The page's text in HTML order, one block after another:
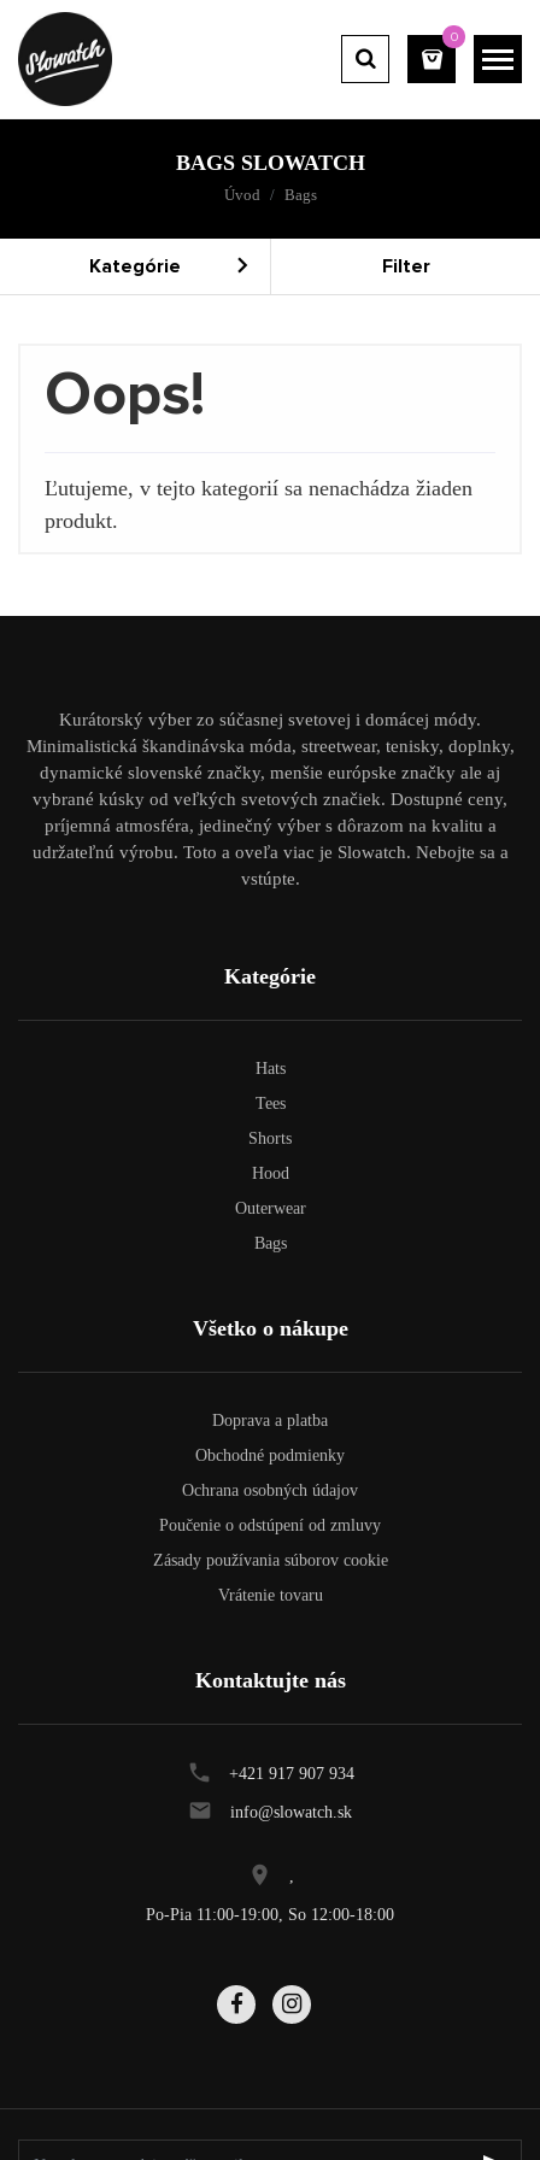
0
BAGS SLOWATCH
Úvod Bags
Kategórie Filter
Oops!
Ľutujeme, v tejto kategorií sa nenachádza žiaden
produkt.
Kurátorský výber zo súčasnej svetovej i domácej módy.
Minimalistická škandinávska móda, streetwear, tenisky, doplnky,
dynamické slovenské značky, menšie európske značky ale aj
vybrané kúsky od veľkých svetových značiek. Dostupné ceny,
príjemná atmosféra, jedinečný výber s dôrazom na kvalitu a
udržateľnú výrobu. Toto a oveľa viac je Slowatch. Nebojte sa a
vstúpte.
Kategórie
Hats
Tees
Shorts
Hood
Outerwear
Bags
Všetko o nákupe
Doprava a platba
Obchodné podmienky
Ochrana osobných údajov
Poučenie o odstúpení od zmluvy
Zásady používania súborov cookie
Vrátenie tovaru
Kontaktujte nás
+421 917 907 934
info@slowatch.sk
Po-Pia 11:00-19:00, So 12:00-18:00